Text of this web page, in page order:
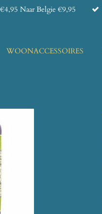
Naar Belgie €9,95
WOONACCESSOIRES